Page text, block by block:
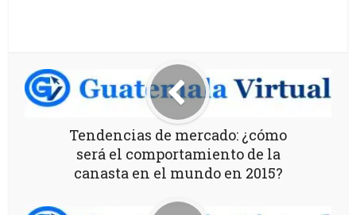
Tendencias de mercado: ¿cómo
será el comportamiento de la
canasta en el mundo en 2015?